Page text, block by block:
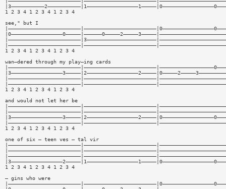
1 2 3 4 1 2 3 4 1 2 3 4
see," but I
1 2 3 4 1 2 3 4 1 2 3 4
wan—dered through my play—ing cards
1 2 3 4 1 2 3 4 1 2 3 4
and would not let her be
1 2 3 4 1 2 3 4 1 2 3 4
one of six — teen ves — tal vir
1 2 3 4 1 2 3 4 1 2 3 4
— gins who were